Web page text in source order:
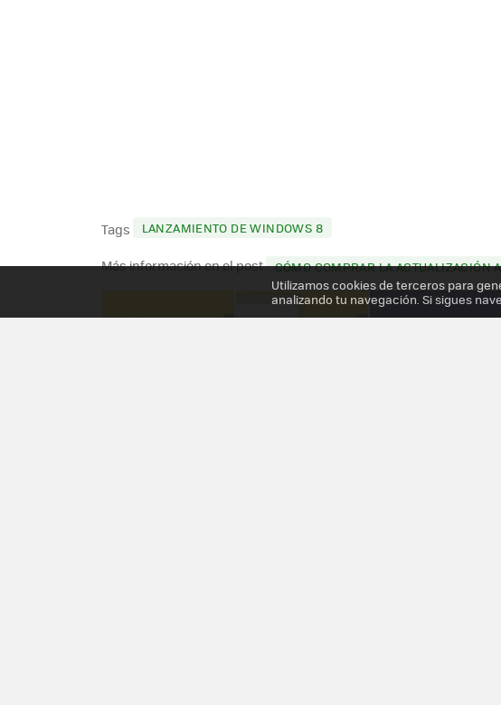
Tags LANZAMIENTO DE WINDOWS 8
Más información en el post
CÓMO COMPRAR LA ACTUALIZACIÓN
Utilizamos cookies de terceros para
analizando tu navegación. Si sigues